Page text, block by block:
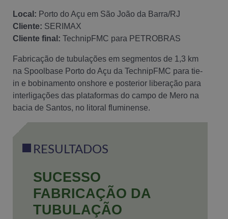
Local: Porto do Açu em São João da Barra/RJ
Cliente: SERIMAX
Cliente final: TechnipFMC para PETROBRAS
Fabricação de tubulações em segmentos de 1,3 km
na Spoolbase Porto do Açu da TechnipFMC para tie-
in e bobinamento onshore e posterior liberação para
interligações das plataformas do campo de Mero na
bacia de Santos, no litoral fluminense.
RESULTADOS
SUCESSO
FABRICAÇÃO DA
TUBULAÇÃO